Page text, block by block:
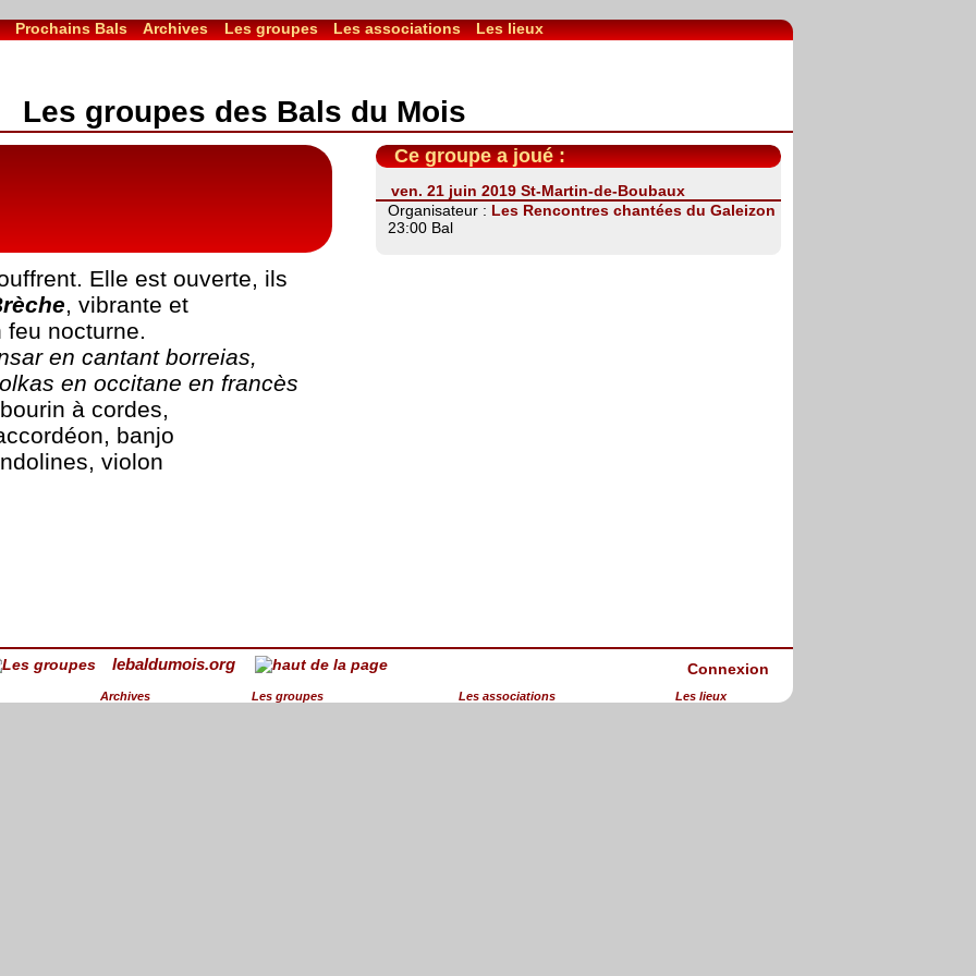
Prochains Bals Archives Les groupes Les associations Les lieux
Les groupes des Bals du Mois
Elle est ouverte, ils
, vibrante et
feu nocturne.
en cantant borreias,
en occitane en francès
à cordes,
banjo
violon
Ce groupe a joué :
ven. 21 juin 2019 St-Martin-de-Boubaux
Organisateur : Les Rencontres chantées du Galeizon
23:00 Bal
Connexion
lebaldumois.org
Archives Les groupes Les associations Les lieux